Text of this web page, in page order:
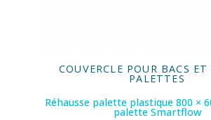
COUVERCLE POUR BACS ET
PALETTES
Réhausse palette plastique 800 ×
palette Smartflow